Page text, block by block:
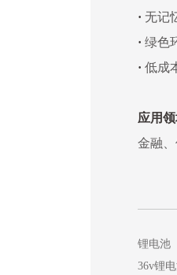
· 无记
· 绿色
· 低成
应用领
金融
锂电池
36v锂